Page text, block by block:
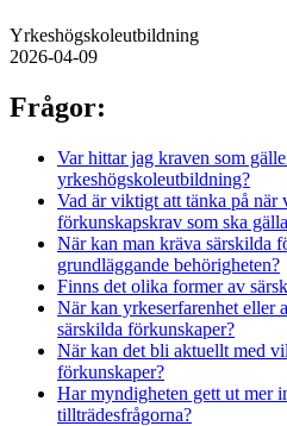
Yrkeshögskoleutbildning
2026-04-09
Frågor:
Var hittar jag kraven som
yrkeshögskoleutbildning?
Vad är viktigt att tänka på när
förkunskapskrav som ska
När kan man kräva särskilda
grundläggande behörigheten?
Finns det olika former av
När kan yrkeserfarenhet eller
särskilda förkunskaper?
När kan det bli aktuellt med
förkunskaper?
Har myndigheten gett ut mer
tillträdesfrågorna?